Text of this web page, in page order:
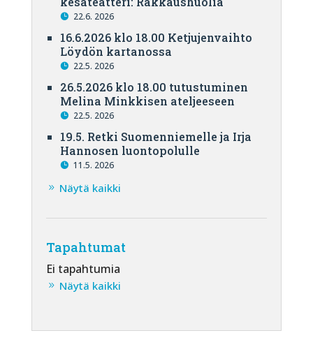
22.6. 2026
16.6.2026 klo 18.00 Ketjujenvaihto
Löydön kartanossa
22.5. 2026
26.5.2026 klo 18.00 tutustuminen
Melina Minkkisen ateljeeseen
22.5. 2026
19.5. Retki Suomenniemelle ja Irja
Hannosen luontopolulle
11.5. 2026
Näytä kaikki
Tapahtumat
Ei tapahtumia
Näytä kaikki